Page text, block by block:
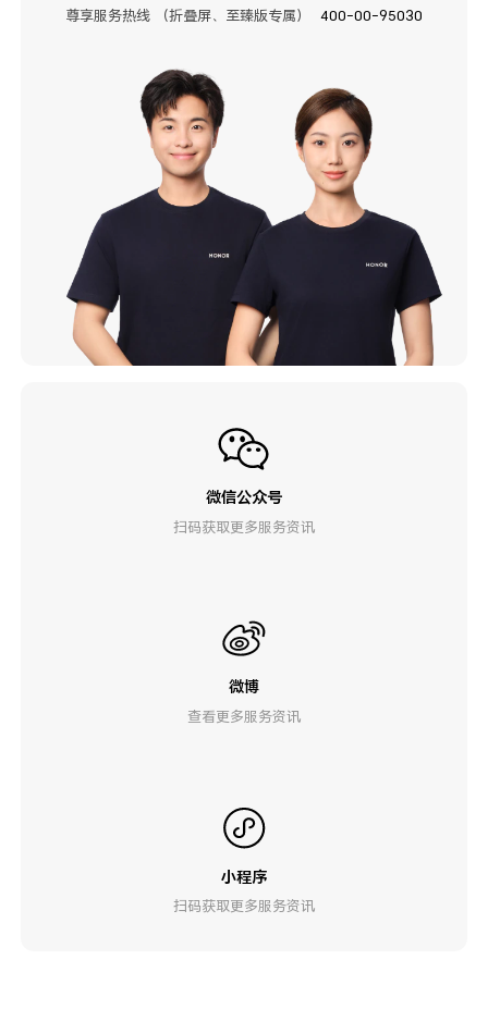
尊享服务热线 （折叠屏、至臻版专属）
400-00-95030
微信公众号
扫码获取更多服务资讯
微博
查看更多服务资讯
小程序
扫码获取更多服务资讯